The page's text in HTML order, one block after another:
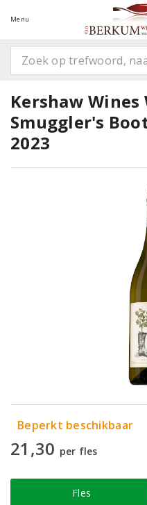
Menu
Kershaw Wines
Smuggler's
2023
Beperkt beschikbaar
21,30 per fles
Fles